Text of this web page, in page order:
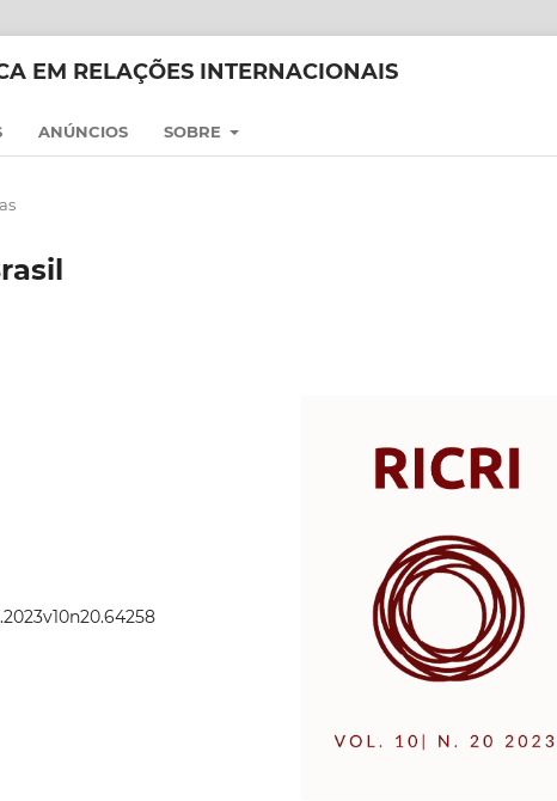
EM RELAÇÕES INTERNACIONAIS
ANÚNCIOS SOBRE